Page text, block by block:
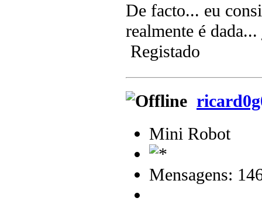
De facto... eu
realmente é
Registado
Mini Robot
Mensagens: